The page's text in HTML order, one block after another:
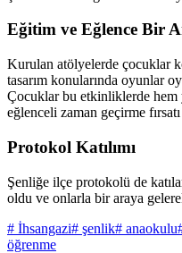
Eğitim ve Eğlence Bir
Kurulan atölyelerde çocuklar
tasarım konularında oyunlar
Çocuklar bu etkinliklerde hem
eğlenceli zaman geçirme
Protokol Katılımı
Şenliğe ilçe protokolü de
oldu ve onlarla bir araya
# İhsangazi# şenlik# anaokulu
öğrenme